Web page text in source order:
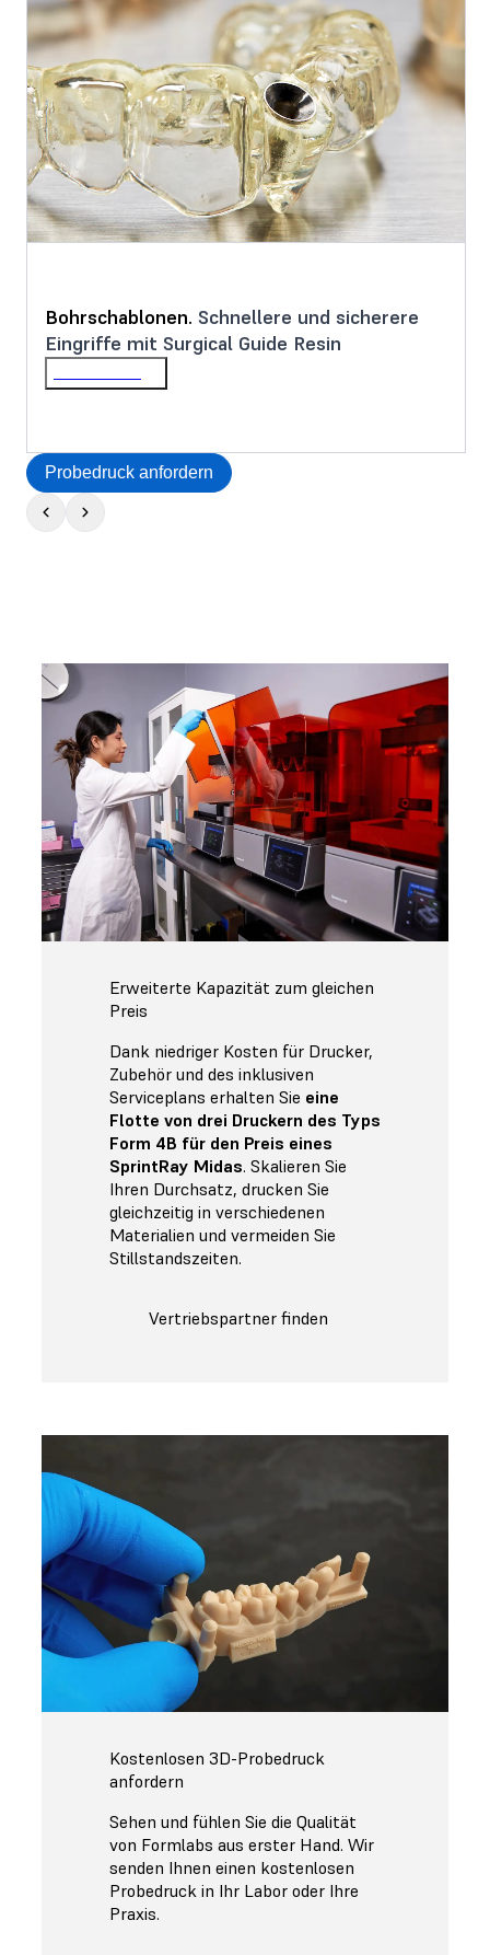
Bohrschablonen. Schnellere und sicherere
Eingriffe mit Surgical Guide Resin
Probedruck anfordern
Erweiterte Kapazität zum gleichen
Preis
Dank niedriger Kosten für Drucker,
Zubehör und des inklusiven
Serviceplans erhalten Sie eine
Flotte von drei Druckern des Typs
Form 4B für den Preis eines
SprintRay Midas. Skalieren Sie
Ihren Durchsatz, drucken Sie
gleichzeitig in verschiedenen
Materialien und vermeiden Sie
Stillstandszeiten.
Vertriebspartner finden
Kostenlosen 3D-Probedruck
anfordern
Sehen und fühlen Sie die Qualität
von Formlabs aus erster Hand. Wir
senden Ihnen einen kostenlosen
Probedruck in Ihr Labor oder Ihre
Praxis.